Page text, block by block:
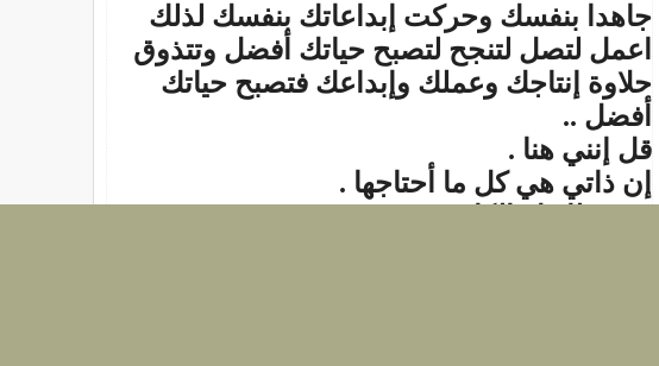
جاهدا بنفسك وحركت إبداعاتك بنفسك لذلك
اعمل لتصل لتنجح لتصبح حياتك أفضل وتتذوق
حلاوة إنتاجك وعملك وإبداعك فتصبح حياتك
أفضل ..
قل إنني هنا .
إن ذاتي هي كل ما أحتاجها .